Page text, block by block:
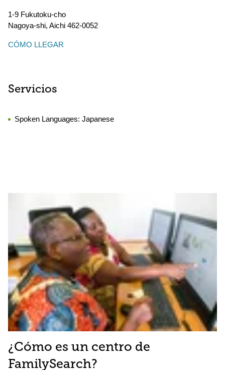
1-9 Fukutoku-cho
Nagoya-shi, Aichi 462-0052
CÓMO LLEGAR
Servicios
Spoken Languages: Japanese
¿Cómo es un centro de
FamilySearch?